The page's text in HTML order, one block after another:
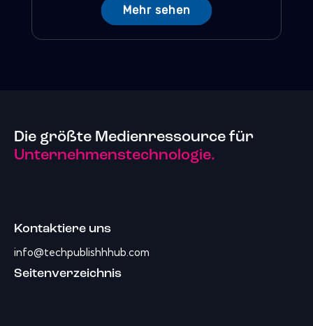
Mehr sehen
Die größte Medienressource für
Unternehmenstechnologie.
Kontaktiere uns
info@techpublishhhub.com
Seitenverzeichnis